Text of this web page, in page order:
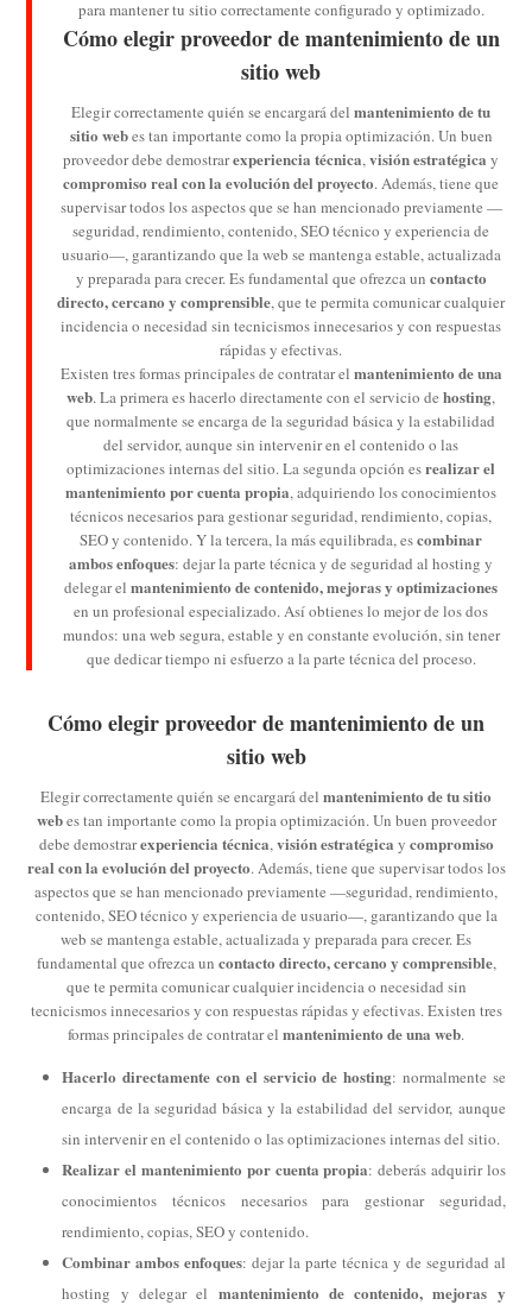
para mantener tu sitio correctamente configurado y optimizado.
Cómo elegir proveedor de mantenimiento de un
sitio web
Elegir correctamente quién se encargará del mantenimiento de tu
sitio webes tan importante como la propia optimización. Un buen
proveedor debe demostrarexperiencia técnica,visión estratégica y
compromiso real con la evolución del proyecto. Además, tiene que
supervisar todos los aspectos que se han mencionado previamente —
seguridad, rendimiento, contenido, SEO técnico y experiencia de
usuario—, garantizando que la web se mantenga estable, actualizada
y preparada para crecer. Es fundamental que ofrezca un contacto
directo, cercano y comprensible, que te permita comunicar cualquier
incidencia o necesidad sin tecnicismos innecesarios y con respuestas
rápidas y efectivas.
Existen tres formas principales de contratar el mantenimiento de una
web. La primera es hacerlo directamente con el servicio de hosting,
que normalmente se encarga de la seguridad básica y la estabilidad
del servidor, aunque sin intervenir en el contenido o las
optimizaciones internas del sitio. La segunda opción esrealizar el
mantenimiento por cuenta propia, adquiriendo los conocimientos
técnicos necesarios para gestionar seguridad, rendimiento, copias,
SEO y contenido. Y la tercera, la más equilibrada, escombinar
ambos enfoques: dejar la parte técnica y de seguridad al hosting y
delegar el mantenimiento de contenido, mejoras y optimizaciones
en un profesional especializado. Así obtienes lo mejor de los dos
mundos: una web segura, estable y en constante evolución, sin tener
que dedicar tiempo ni esfuerzo a la parte técnica del proceso.
Cómo elegir proveedor de mantenimiento de un
sitio web
Elegir correctamente quién se encargará del mantenimiento de tu sitio
webes tan importante como la propia optimización. Un buen proveedor
debe demostrarexperiencia técnica,visión estratégica y compromiso
real con la evolución del proyecto. Además, tiene que supervisar todos los
aspectos que se han mencionado previamente —seguridad, rendimiento,
contenido, SEO técnico y experiencia de usuario—, garantizando que la
web se mantenga estable, actualizada y preparada para crecer. Es
fundamental que ofrezca un contacto directo, cercano y comprensible,
que te permita comunicar cualquier incidencia o necesidad sin
tecnicismos innecesarios y con respuestas rápidas y efectivas. Existen tres
formas principales de contratar el mantenimiento de una web.
Hacerlo directamente con el servicio de hosting: normalmente se
encarga de la seguridad básica y la estabilidad del servidor, aunque
sin intervenir en el contenido o las optimizaciones internas del sitio.
Realizar el mantenimiento por cuenta propia: deberás adquirir los
conocimientos técnicos necesarios para gestionar seguridad,
rendimiento, copias, SEO y contenido.
Combinar ambos enfoques: dejar la parte técnica y de seguridad al
hosting y delegar el mantenimiento de contenido, mejoras y